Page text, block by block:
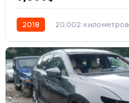
2018 20,002 километров